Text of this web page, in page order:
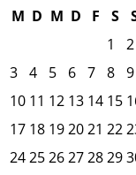
M D M D F S
1
2
3 4 5 6 7 8 9
10 11 12 13 14 15
17 18 192021 22
242526272829